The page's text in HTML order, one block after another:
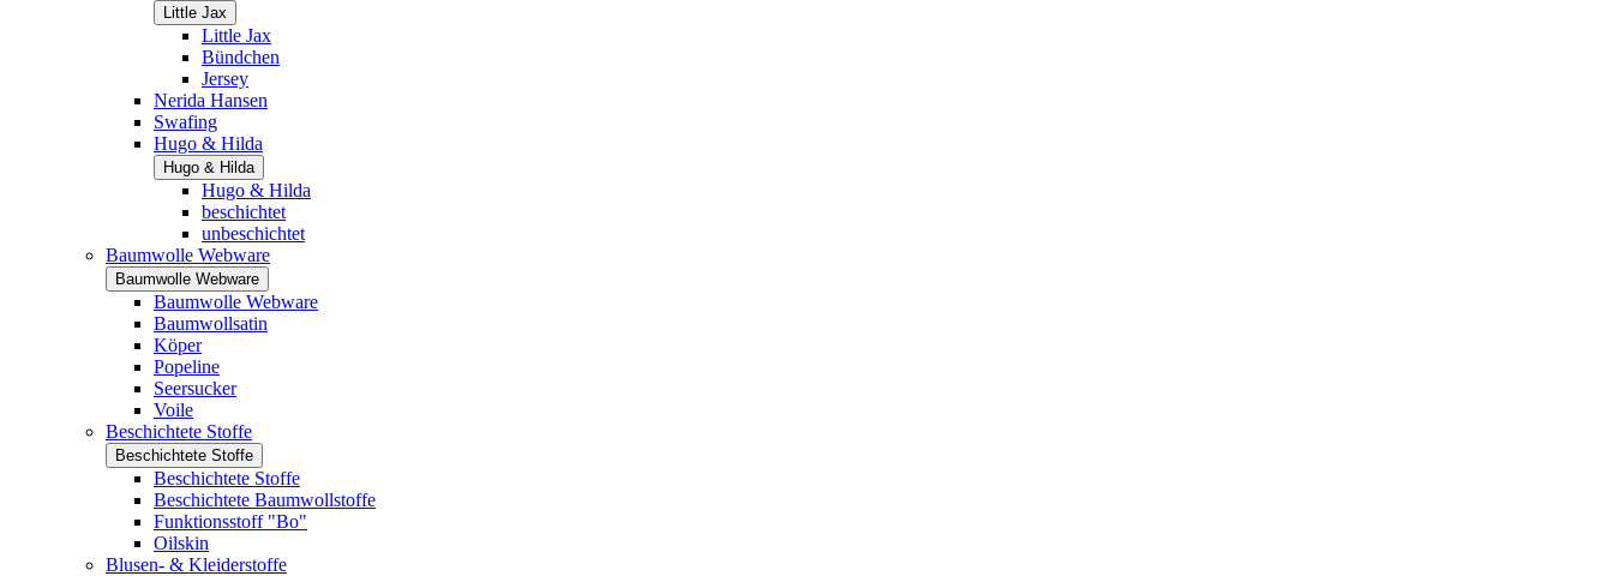
Little Jax
Little Jax
Bündchen
Jersey
Nerida Hansen
Swafing
Hugo & Hilda
Hugo & Hilda
Hugo & Hilda
beschichtet
unbeschichtet
Baumwolle Webware
Baumwolle Webware
Baumwolle Webware
Baumwollsatin
Köper
Popeline
Seersucker
Voile
Beschichtete Stoffe
Beschichtete Stoffe
Beschichtete Stoffe
Beschichtete Baumwollstoffe
Funktionsstoff "Bo"
Oilskin
Blusen- & Kleiderstoffe